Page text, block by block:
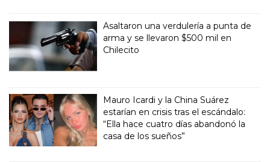
Asaltaron una verdulería a punta de
arma y se llevaron $500 mil en
Chilecito
Mauro Icardi y la China Suárez
estarían en crisis tras el escándalo:
“Ella hace cuatro días abandonó la
casa de los sueños”